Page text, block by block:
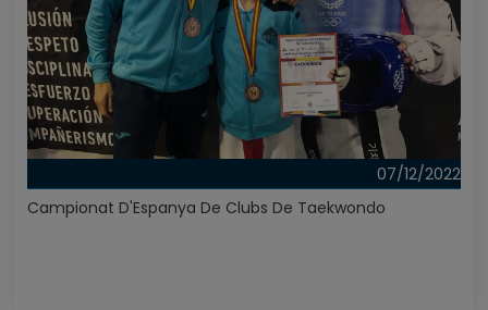
07/12/2022
Campionat D'Espanya De Clubs De Taekwondo